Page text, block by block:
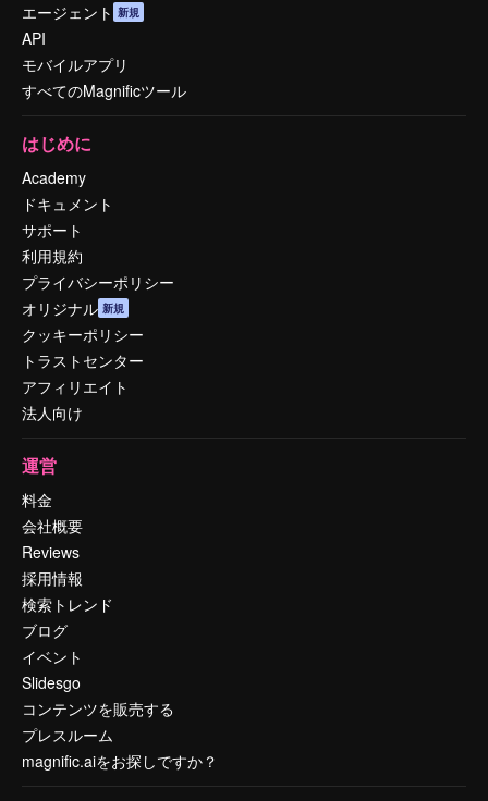
エージェント 新規
API
モバイルアプリ
すべてのMagnificツール
はじめに
Academy
ドキュメント
サポート
利用規約
プライバシーポリシー
オリジナル 新規
クッキーポリシー
トラストセンター
アフィリエイト
法人向け
運営
料金
会社概要
Reviews
採用情報
検索トレンド
ブログ
イベント
Slidesgo
コンテンツを販売する
プレスルーム
magnific.aiをお探しですか？